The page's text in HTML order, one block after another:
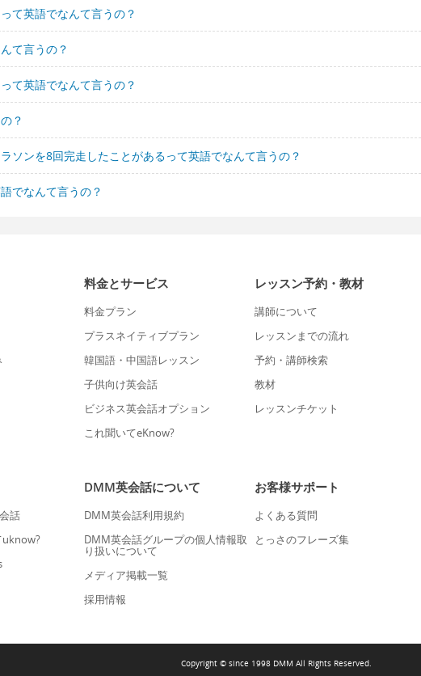
て英語でなんて言うの？
て言うの？
て英語でなんて言うの？
？
ソンを8回完走したことがあるって英語でなんて言うの？
でなんて言うの？
料金とサービス
料金プラン
プラスネイティブプラン
韓国語・中国語レッスン
子供向け英会話
ビジネス英会話オプション
これ聞いてeKnow?
レッスン予約・教材
講師について
レッスンまでの流れ
予約・講師検索
教材
レッスンチケット
話
uknow?
DMM英会話について
DMM英会話利用規約
DMM英会話グループの個人情報取
り扱いについて
メディア掲載一覧
採用情報
お客様サポート
よくある質問
とっさのフレーズ集
Copyright © since 1998 DMM All Rights Reserved.